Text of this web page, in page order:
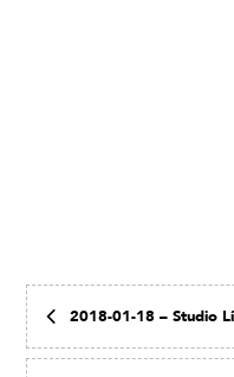
2018-01-18 – Studio